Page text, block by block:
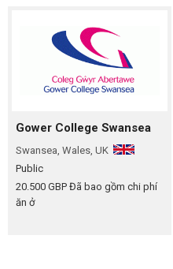
Gower College Swansea
Swansea, Wales, UK
Public
20.500 GBP Đã bao gồm chi phí
ăn ở